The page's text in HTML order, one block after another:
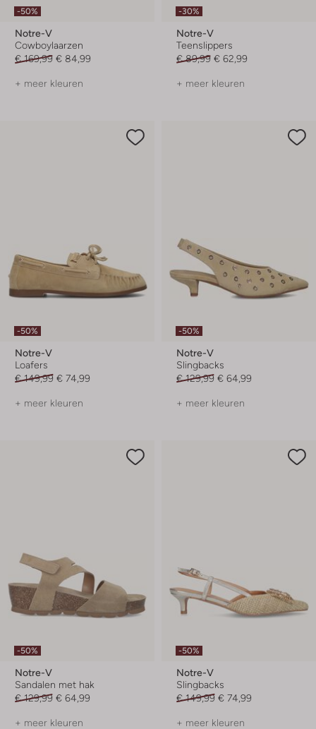
-50%
Notre-V
Cowboylaarzen
€ 169,99 € 84,99
+ meer kleuren
-30%
Notre-V
Teenslippers
€ 89,99 € 62,99
+ meer kleuren
-50%
Notre-V
Loafers
€ 149,99 € 74,99
+ meer kleuren
-50%
Notre-V
Slingbacks
€ 129,99 € 64,99
+ meer kleuren
-50%
Notre-V
Sandalen met hak
€ 129,99 € 64,99
+ meer kleuren
-50%
Notre-V
Slingbacks
€ 149,99 € 74,99
+ meer kleuren